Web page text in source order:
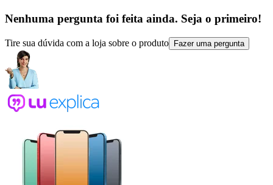
Nenhuma pergunta foi feita ainda. Seja o primeiro!
Tire sua dúvida com a loja sobre o produto Fazer uma pergunta